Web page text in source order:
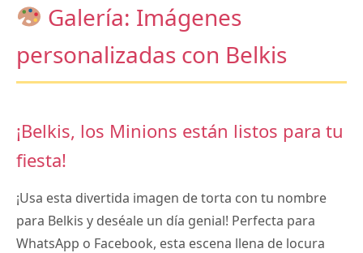
Galería: Imágenes
personalizadas con Belkis
¡Belkis, los Minions están listos para tu
fiesta!
¡Usa esta divertida imagen de torta con tu nombre
para Belkis y deséale un día genial! Perfecta para
WhatsApp o Facebook, esta escena llena de locura